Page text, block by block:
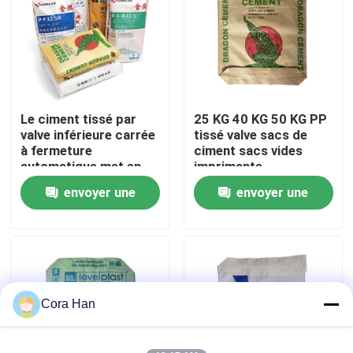
Visite d'usine
Contrôle de qualité
Contactez-nous
Nouvelles
Sacs de empaquetage de ciment
Le ciment tissé par
valve inférieure carrée
à fermeture
automatique met en
sac 20 kilogrammes
25 kilogrammes 40
kilogrammes 50
envoyer une
25 KG 40 KG 50 KG PP
tissé valve sacs de
ciment sacs vides
imprimante
industrielle
envoyer une
Cora Han